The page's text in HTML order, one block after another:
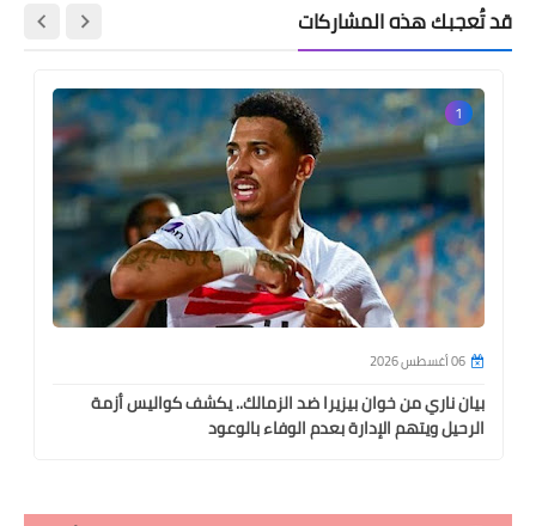
قد تُعجبك هذه المشاركات
1
06 أغسطس 2026
بيان ناري من خوان بيزيرا ضد الزمالك.. يكشف كواليس أزمة
الرحيل ويتهم الإدارة بعدم الوفاء بالوعود